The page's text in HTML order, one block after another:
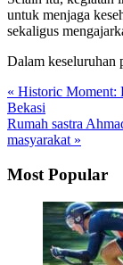
untuk menjaga
sekaligus
Dalam keseluruhan
« Historic Moment:
Bekasi
Rumah sastra
masyarakat »
Most Popular